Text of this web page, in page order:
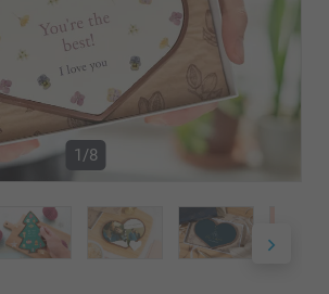
1/8